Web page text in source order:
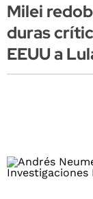
Milei
duras
EEUU a